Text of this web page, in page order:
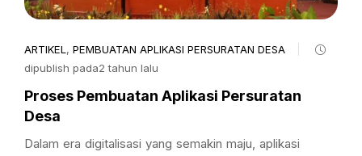
ARTIKEL , PEMBUATAN APLIKASI PERSURATAN DESA
dipublish pada2 tahun lalu
Proses Pembuatan Aplikasi Persuratan
Desa
Dalam era digitalisasi yang semakin maju, aplikasi